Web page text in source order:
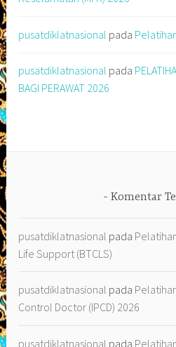
pusatdiklatnasional pada
pusatdiklatnasional pada
BAGI PERAWAT 2026
Komentar
pusatdiklatnasional pada
Life Support (BTCLS)
pusatdiklatnasional pada
Control Doctor (IPCD) 2026
pusatdiklatnasional pada